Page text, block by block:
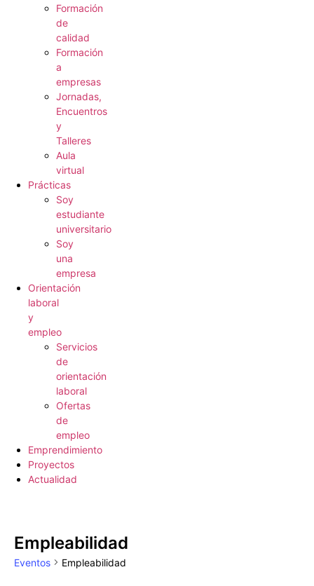
Formación
de
calidad
Formación
a
empresas
Jornadas,
Encuentros
y
Talleres
Aula
virtual
Prácticas
Soy
estudiante
universitario
Soy
una
empresa
Orientación
laboral
y
empleo
Servicios
de
orientación
laboral
Ofertas
de
empleo
Emprendimiento
Proyectos
Actualidad
Empleabilidad
Eventos Empleabilidad